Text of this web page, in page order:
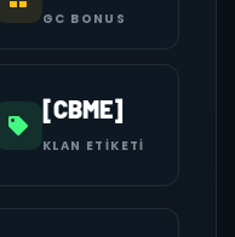
GC BONUS
[CBME]
KLAN ETIKETI